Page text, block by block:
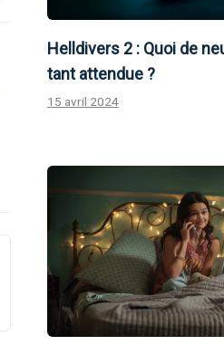
Helldivers 2 : Quoi de
tant attendue ?
15 avril 2024